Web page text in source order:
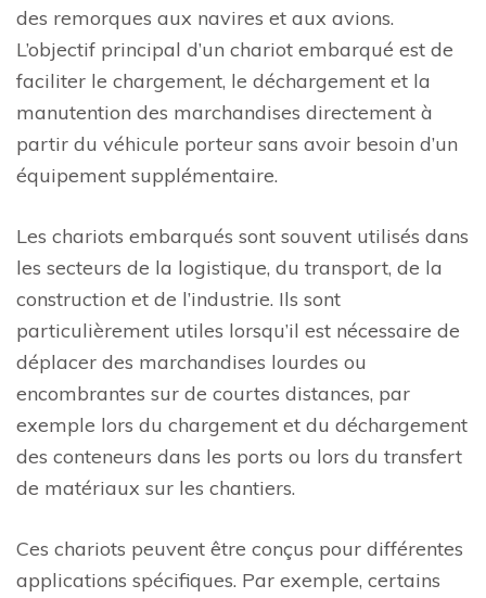
des remorques aux navires et aux avions.
L’objectif principal d’un chariot embarqué est de
faciliter le chargement, le déchargement et la
manutention des marchandises directement à
partir du véhicule porteur sans avoir besoin d’un
équipement supplémentaire.
Les chariots embarqués sont souvent utilisés dans
les secteurs de la logistique, du transport, de la
construction et de l’industrie. Ils sont
particulièrement utiles lorsqu’il est nécessaire de
déplacer des marchandises lourdes ou
encombrantes sur de courtes distances, par
exemple lors du chargement et du déchargement
des conteneurs dans les ports ou lors du transfert
de matériaux sur les chantiers.
Ces chariots peuvent être conçus pour différentes
applications spécifiques. Par exemple, certains